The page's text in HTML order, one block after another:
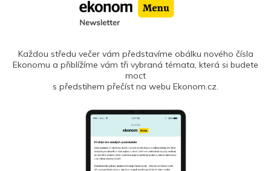
Každou středu večer vám představíme obálku nového čísla
Ekonomu a přiblížíme vám tři vybraná témata, která si budete
moct
s předstihem přečíst na webu Ekonom.cz.